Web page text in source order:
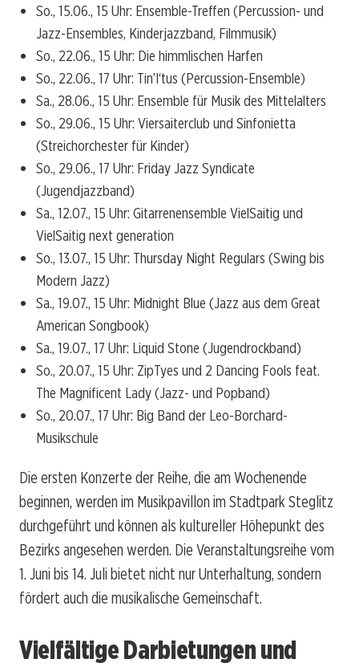
So., 15.06., 15 Uhr: Ensemble-Treffen (Percussion- und
Jazz-Ensembles, Kinderjazzband, Filmmusik)
So., 22.06., 15 Uhr: Die himmlischen Harfen
So., 22.06., 17 Uhr: Tin’I‘tus (Percussion-Ensemble)
Sa., 28.06., 15 Uhr: Ensemble für Musik des Mittelalters
So., 29.06., 15 Uhr: Viersaiterclub und Sinfonietta
(Streichorchester für Kinder)
So., 29.06., 17 Uhr: Friday Jazz Syndicate
(Jugendjazzband)
Sa., 12.07., 15 Uhr: Gitarrenensemble VielSaitig und
VielSaitig next generation
So., 13.07., 15 Uhr: Thursday Night Regulars (Swing bis
Modern Jazz)
Sa., 19.07., 15 Uhr: Midnight Blue (Jazz aus dem Great
American Songbook)
Sa., 19.07., 17 Uhr: Liquid Stone (Jugendrockband)
So., 20.07., 15 Uhr: ZipTyes und 2 Dancing Fools feat.
The Magnificent Lady (Jazz- und Popband)
So., 20.07., 17 Uhr: Big Band der Leo-Borchard-
Musikschule
Die ersten Konzerte der Reihe, die am Wochenende
beginnen, werden im Musikpavillon im Stadtpark Steglitz
durchgeführt und können als kultureller Höhepunkt des
Bezirks angesehen werden. Die Veranstaltungsreihe vom
1. Juni bis 14. Juli bietet nicht nur Unterhaltung, sondern
fördert auch die musikalische Gemeinschaft.
Vielfältige Darbietungen und